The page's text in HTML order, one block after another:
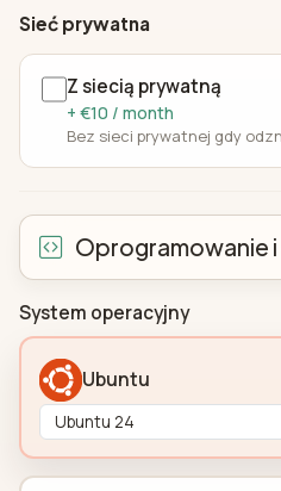
Sieć prywatna
Z siecią prywatną
+ €10 / month
Bez sieci prywatnej gdy
Oprogramowanie i
System operacyjny
Ubuntu